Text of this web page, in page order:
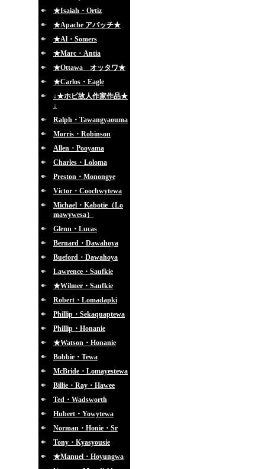
★Isaiah・Ortiz
★Apache アパッチ★
★Al・Somers
★Marc・Antia
★Ottawa オッタワ★
★Carlos・Eagle
↓★ホピ故人作家作品★
↓
Ralph・Tawangyaouma
Morris・Robinson
Allen・Pooyama
Charles・Loloma
Preston・Monongye
Victor・Coochwytewa
Michael・Kabotie（Lo
mawywesa）
Glenn・Lucas
Bernard・Dawahoya
Bueford・Dawahoya
Lawrence・Saufkie
★Wilmer・Saufkie
Robert・Lomadapki
Phillip・Sekaquaptewa
Phillip・Honanie
★Watson・Honanie
Bobbie・Tewa
McBride・Lomayestewa
Billie・Ray・Hawee
Ted・Wadsworth
Hubert・Yowytewa
Norman・Honie・Sr
Tony・Kyasyousie
★Manuel・Hoyungwa